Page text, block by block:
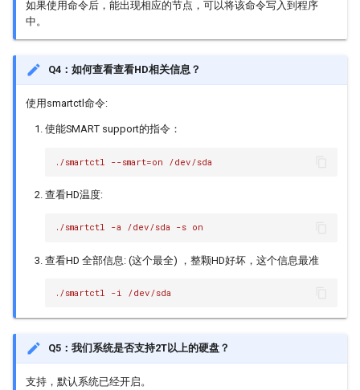
如果使用命令后，能出现相应的节点，可以将该命令写入到程序
中。
Q4：如何查看查看HD相关信息？
使用smartctl命令:
使能SMART support的指令：
./smartctl --smart=on /dev/sda
查看HD温度:
./smartctl -a /dev/sda -s on
查看HD 全部信息: (这个最全) ，整颗HD好坏，这个信息最准
./smartctl -i /dev/sda
Q5：我们系统是否支持2T以上的硬盘？
支持，默认系统已经开启。